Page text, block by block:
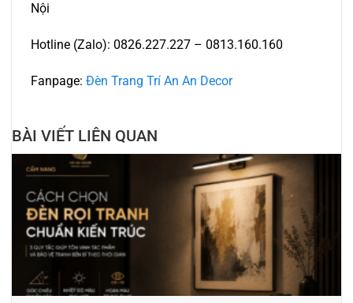
Nội
Hotline (Zalo): 0826.227.227 – 0813.160.160
Fanpage: Đèn Trang Trí An An Decor
BÀI VIẾT LIÊN QUAN